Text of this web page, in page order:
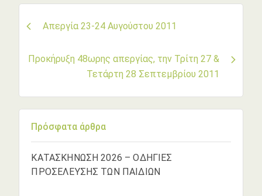
Πλοήγηση
άρθρων
Απεργία 23-24 Αυγούστου 2011
Προκήρυξη 48ωρης απεργίας, την Τρίτη 27 &
Τετάρτη 28 Σεπτεμβρίου 2011
Πρόσφατα άρθρα
ΚΑΤΑΣΚΗΝΩΣΗ 2026 – ΟΔΗΓΙΕΣ
ΠΡΟΣΕΛΕΥΣΗΣ ΤΩΝ ΠΑΙΔΙΩΝ